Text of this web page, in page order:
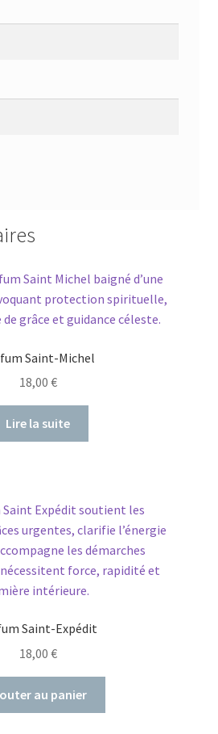
Saint-Michel
18,00 €
Lire la suite
Saint-Expédit
18,00 €
au panier